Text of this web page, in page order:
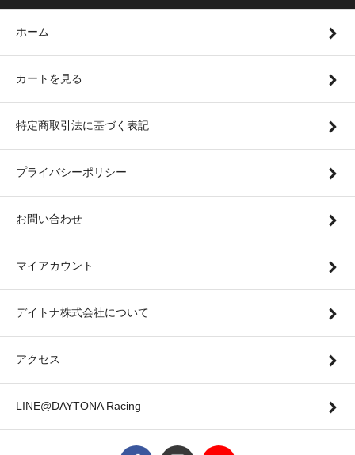
ホーム
カートを見る
特定商取引法に基づく表記
プライバシーポリシー
お問い合わせ
マイアカウント
デイトナ株式会社について
アクセス
LINE@DAYTONA Racing